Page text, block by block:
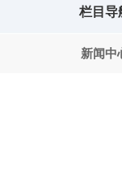
栏目导
新闻中